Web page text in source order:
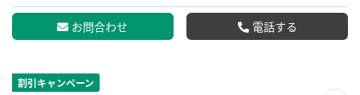
お問合わせ 電話する
割引キャンペーン